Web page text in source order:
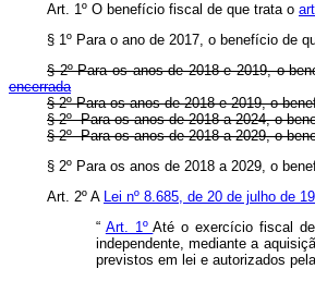
Art. 1º O benefício fiscal de que trata o
§ 1º Para o ano de 2017, o benefício de
§ 2º Para os anos de 2018 e 2019, o
encerrada
§ 2º Para os anos de 2018 e 2019, o
§ 2º Para os anos de 2018 a 2024, o
§ 2º Para os anos de 2018 a 2029, o
§ 2º Para os anos de 2018 a 2029, o
Art. 2º A Lei nº 8.685, de 20 de julho de
“ Art. 1ºAté o exercício fiscal
independente, mediante a
previstos em lei e autorizados